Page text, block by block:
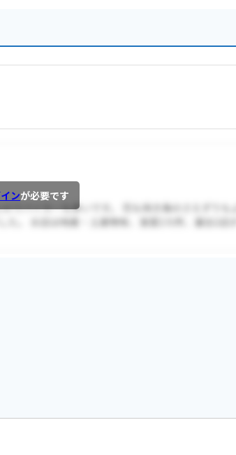
ンが必要です